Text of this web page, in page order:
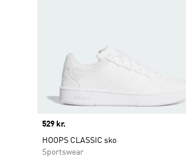
Price
529 kr.
HOOPS CLASSIC sko
Sportswear